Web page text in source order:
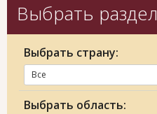
Выбрать раздел
Выбрать страну:
Все
Выбрать область: